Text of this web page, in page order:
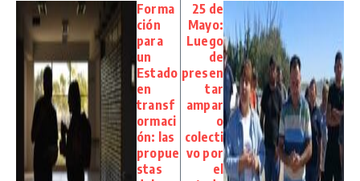
Forma
ción
para
un
Estado
en
transf
ormaci
ón: las
propue
stas
25 de
Mayo:
Luego
de
presen
tar
ampar
o
colecti
vo por
el